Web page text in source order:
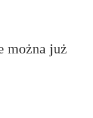
można już